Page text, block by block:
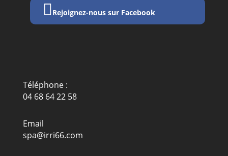
Rejoignez-nous sur Facebook
Téléphone :
04 68 64 22 58
Email
spa@irri66.com